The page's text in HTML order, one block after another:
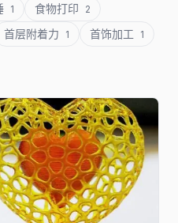
1 食物打印 2
首层附着力 1 首饰加工 1